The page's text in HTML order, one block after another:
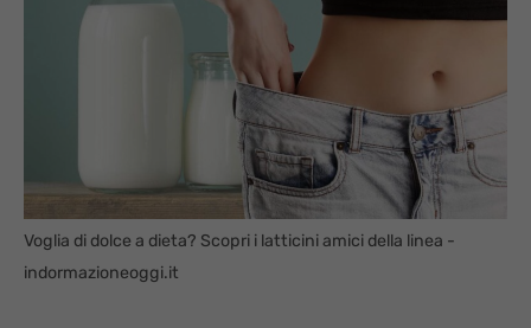
Voglia di dolce a dieta? Scopri i latticini amici della linea -
indormazioneoggi.it